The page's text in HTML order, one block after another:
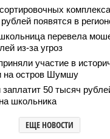
появятся в
перевела
из-за угроз
участие в
на остров Шумшу
заплатит 50 тысяч
школьника
ЕЩЕ НОВОСТИ